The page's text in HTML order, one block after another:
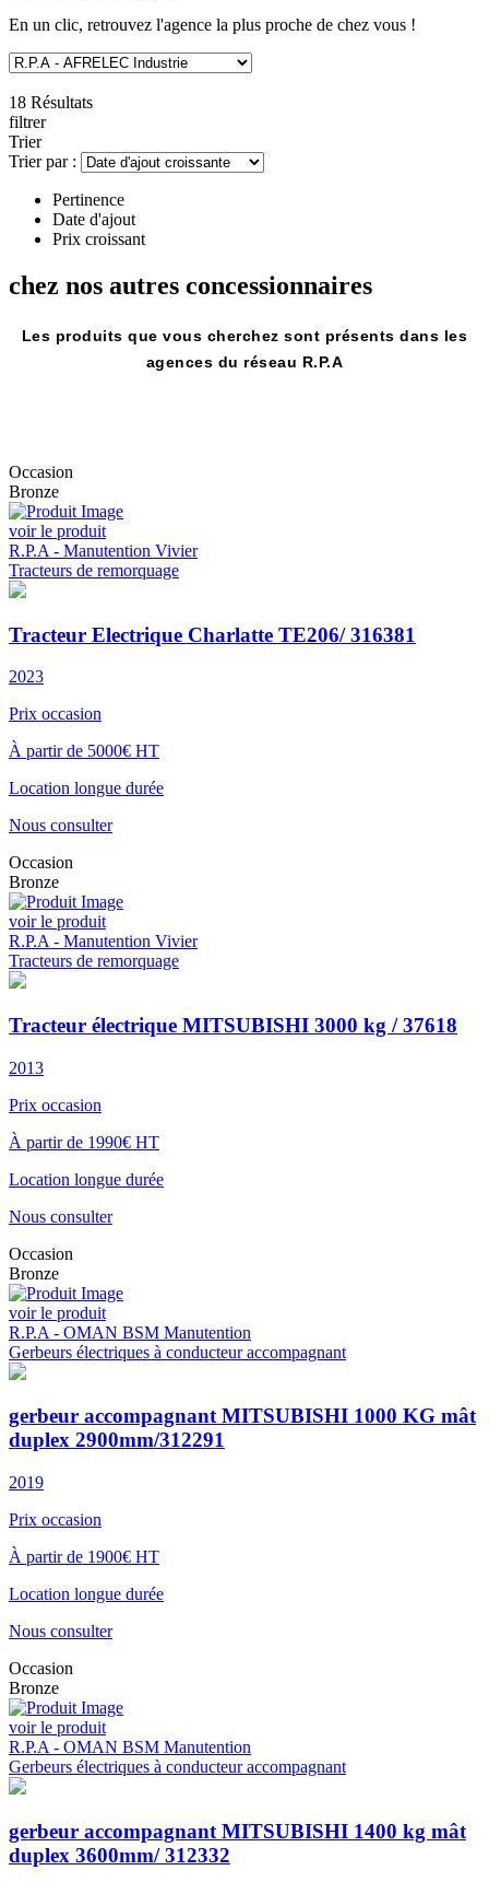
nous pour de plus amples informations, nous serons ravis de pouvoir
En un clic, retrouvez l'agence la plus proche de chez vous !
18 Résultats
filtrer
Trier
Trier par :
Pertinence
Date d'ajout
Prix croissant
chez nos autres concessionnaires
Les produits que vous cherchez sont présents dans les
agences du réseau R.P.A
Occasion
Bronze
voir le produit
R.P.A - Manutention Vivier
Tracteurs de remorquage
Tracteur Electrique Charlatte TE206/ 316381
2023
Prix occasion
À partir de 5000€ HT
Location longue durée
Nous consulter
Occasion
Bronze
voir le produit
R.P.A - Manutention Vivier
Tracteurs de remorquage
Tracteur électrique MITSUBISHI 3000 kg / 37618
2013
Prix occasion
À partir de 1990€ HT
Location longue durée
Nous consulter
Occasion
Bronze
voir le produit
R.P.A - OMAN BSM Manutention
Gerbeurs électriques à conducteur accompagnant
gerbeur accompagnant MITSUBISHI 1000 KG mât
duplex 2900mm/312291
2019
Prix occasion
À partir de 1900€ HT
Location longue durée
Nous consulter
Occasion
Bronze
voir le produit
R.P.A - OMAN BSM Manutention
Gerbeurs électriques à conducteur accompagnant
gerbeur accompagnant MITSUBISHI 1400 kg mât
duplex 3600mm/ 312332